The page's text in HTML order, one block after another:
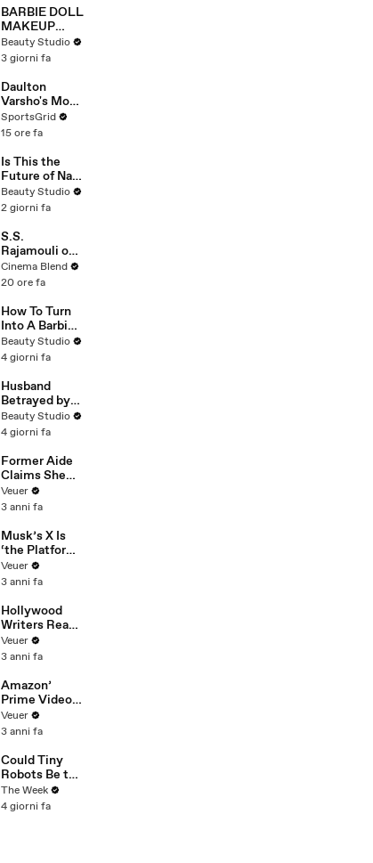
'I'm Not Going
To Vote For A
Continuing
Resolution'
BARBIE DOLL
MAKEUP
TRANSFORM
ATION
Beauty Studio
3 giorni fa
Daulton
Varsho's Move
to Houston: A
Strategic Play
SportsGrid
15 ore fa
Is This the
Future of Nail
Art?
Beauty Studio
2 giorni fa
S.S.
Rajamouli on
the Universal
Language of
Film
Cinema Blend
20 ore fa
How To Turn
Into A Barbie
Doll
Beauty Studio
4 giorni fa
Husband
Betrayed by
Wife and His
Closest
Beauty Studio
4 giorni fa
Former Aide
Claims She
Was Asked to
Make a ‘Hit
Trump
Veuer
3 anni fa
Musk’s X Is
‘the Platform
With the
Largest Ratio
Misinformatio
n or
Disinformatio
n’ Amongst
All Social
Media
Platforms
Veuer
3 anni fa
Hollywood
Writers Reach
‘Tentative
Agreement’
After 146 Day
Strike
Veuer
3 anni fa
Amazon’
Prime Video
Will Show
Commercials
Year
Veuer
3 anni fa
Could Tiny
Robots Be the
Future of
Spinal Injury
The Week
4 giorni fa